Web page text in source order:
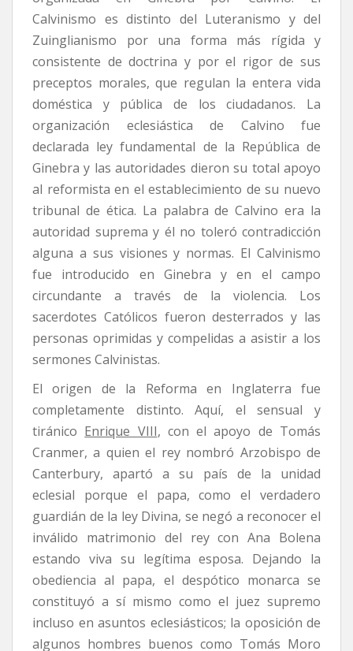
Calvinismo es distinto del Luteranismo y del
Zuinglianismo por una forma más rígida y
consistente de doctrina y por el rigor de sus
preceptos morales, que regulan la entera vida
doméstica y pública de los ciudadanos. La
organización eclesiástica de Calvino fue
declarada ley fundamental de la República de
Ginebra y las autoridades dieron su total apoyo
al reformista en el establecimiento de su nuevo
tribunal de ética. La palabra de Calvino era la
autoridad suprema y él no toleró contradicción
alguna a sus visiones y normas. El Calvinismo
fue introducido en Ginebra y en el campo
circundante a través de la violencia. Los
sacerdotes Católicos fueron desterrados y las
personas oprimidas y compelidas a asistir a los
sermones Calvinistas.
El origen de la Reforma en Inglaterra fue
completamente distinto. Aquí, el sensual y
tiránico Enrique VIII, con el apoyo de Tomás
Cranmer, a quien el rey nombró Arzobispo de
Canterbury, apartó a su país de la unidad
eclesial porque el papa, como el verdadero
guardián de la ley Divina, se negó a reconocer el
inválido matrimonio del rey con Ana Bolena
estando viva su legítima esposa. Dejando la
obediencia al papa, el despótico monarca se
constituyó a sí mismo como el juez supremo
incluso en asuntos eclesiásticos; la oposición de
algunos hombres buenos como Tomás Moro